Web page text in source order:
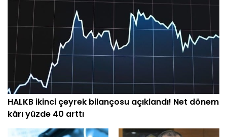
HALKB ikinci çeyrek bilançosu açıklandı! Net dönem
kârı yüzde 40 arttı